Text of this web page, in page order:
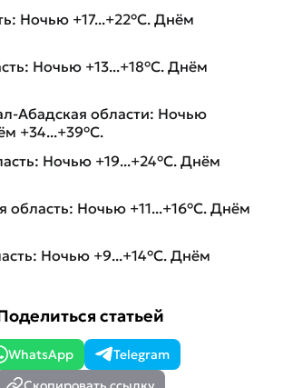
Ночью +17...+22°C. Днём
Ночью +13...+18°C. Днём
Абадская области: Ночью
+34...+39°C.
Ночью +19...+24°C. Днём
область: Ночью +11...+16°C. Днём
Ночью +9...+14°C. Днём
статьей
WhatsApp
Telegram